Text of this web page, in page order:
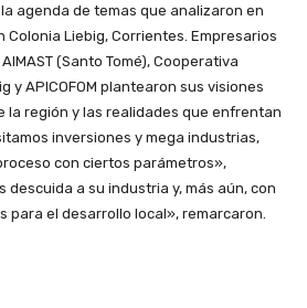
agenda de temas que analizaron en
Liebig, Corrientes. Empresarios
(Santo Tomé), Cooperativa
y APICOFOM plantearon sus visiones
la región y las realidades que enfrentan
inversiones y mega industrias,
con ciertos parámetros»,
descuida a su industria y, más aún, con
para el desarrollo local», remarcaron.